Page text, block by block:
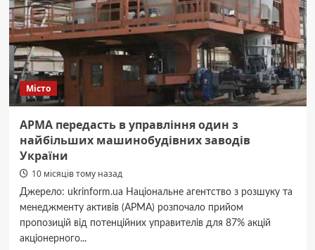
Набережній
Перемоги
в
Дніпрі
Місто
АРМА передасть в управління один з
найбільших машинобудівних заводів
України
10 місяців тому назад
Джерело: ukrinform.ua Національне агентство з розшуку та
менеджменту активів (АРМА) розпочало прийом
пропозицій від потенційних управителів для 87% акцій
акціонерного...